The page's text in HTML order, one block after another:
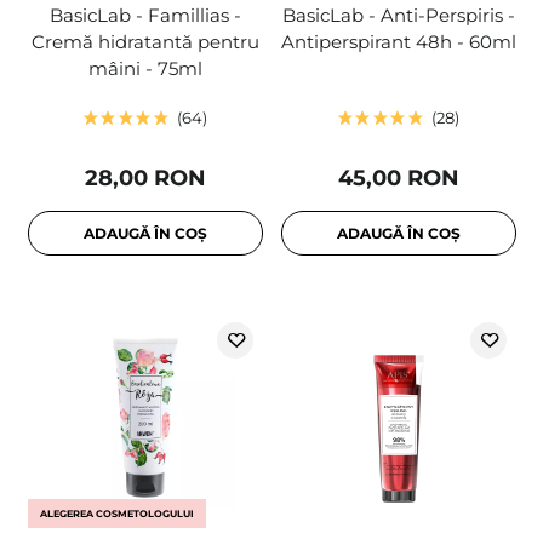
BasicLab - Famillias -
Cremă hidratantă pentru
mâini - 75ml
64
28,00 RON
ADAUGĂ ÎN COȘ
BasicLab - Anti-Perspiris -
Antiperspirant 48h - 60ml
28
45,00 RON
ADAUGĂ ÎN COȘ
ALEGEREA COSMETOLOGULUI